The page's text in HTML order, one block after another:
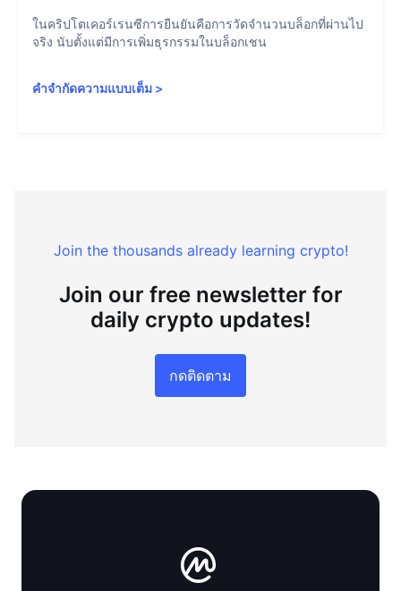
ในคริปโตเคอร์เรนซีการยืนยันคือการวัดจำนวนบล็อกที่ผ่านไป
จริง นับตั้งแต่มีการเพิ่มธุรกรรมในบล็อกเชน
คำจำกัดความแบบเต็ม >
Join the thousands already learning crypto!
Join our free newsletter for
daily crypto updates!
กดติดตาม